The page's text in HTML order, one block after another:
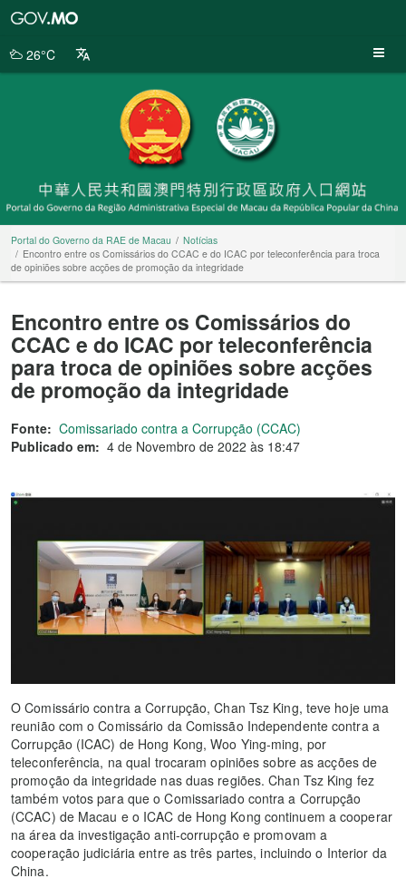
da
26°C
Portal do Governo da RAE de Macau
Notícias
Encontro entre os Comissários do CCAC e do ICAC por teleconferência para troca
de opiniões sobre acções de promoção da integridade
Encontro entre os Comissários do
CCAC e do ICAC por teleconferência
para troca de opiniões sobre acções
de promoção da integridade
Fonte: Comissariado contra a Corrupção (CCAC)
Publicado em: 4 de Novembro de 2022 às 18:47
O Comissário contra a Corrupção, Chan Tsz King, teve hoje uma
reunião com o Comissário da Comissão Independente contra a
Corrupção (ICAC) de Hong Kong, Woo Ying-ming, por
teleconferência, na qual trocaram opiniões sobre as acções de
promoção da integridade nas duas regiões. Chan Tsz King fez
também votos para que o Comissariado contra a Corrupção
(CCAC) de Macau e o ICAC de Hong Kong continuem a cooperar
na área da investigação anti-corrupção e promovam a
cooperação judiciária entre as três partes, incluindo o Interior da
China.